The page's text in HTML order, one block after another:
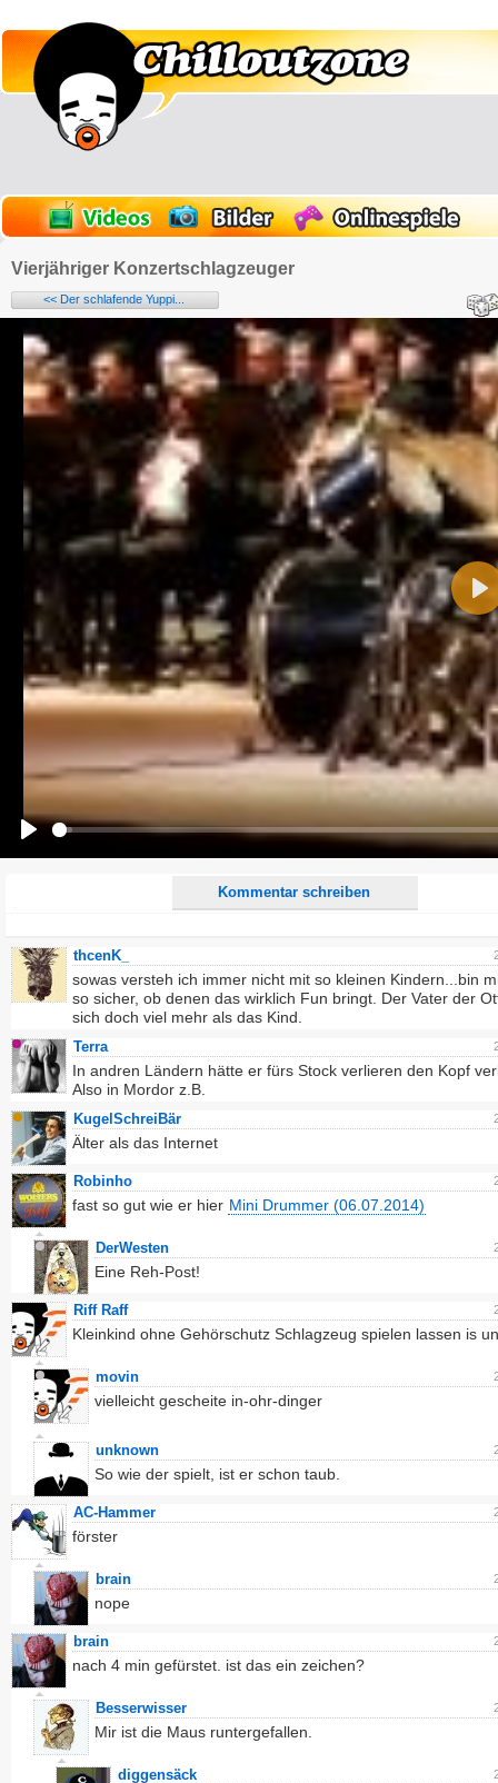
Vierjähriger Konzertschlagzeuger
<< Der schlafende Yuppi...
Kommentar schreiben
Name:
E-Mail-Adresse (optional):
Alle HTML-Tags außer <br>, <strike> und <i> werden aus Deinem Kommentar entfernt.
URLs werden automatisch umgewandelt. Bitte verwende "www." oder "http://" in URLs
Ich möchte eine E-Mail, wenn zu meinem Kommentar Antworten erscheinen.
Ich möchte eine E-Mail, wenn auf dieser Seite weitere Kommentare erscheinen.
thcenK_
sowas versteh ich immer nicht mit so kleinen Kindern...bin
so sicher, ob denen das wirklich Fun bringt. Der Vater der
sich doch viel mehr als das Kind.
Terra
In andren Ländern hätte er fürs Stock verlieren den Kopf
Also in Mordor z.B.
KugelSchreiBär
Älter als das Internet
Robinho
fast so gut wie er hier Mini Drummer (06.07.2014)
DerWesten
Eine Reh-Post!
Riff Raff
Kleinkind ohne Gehörschutz Schlagzeug spielen lassen is
movin
vielleicht gescheite in-ohr-dinger
unknown
So wie der spielt, ist er schon taub.
AC-Hammer
förster
brain
nope
brain
nach 4 min gefürstet. ist das ein zeichen?
Besserwisser
Mir ist die Maus runtergefallen.
diggensäck